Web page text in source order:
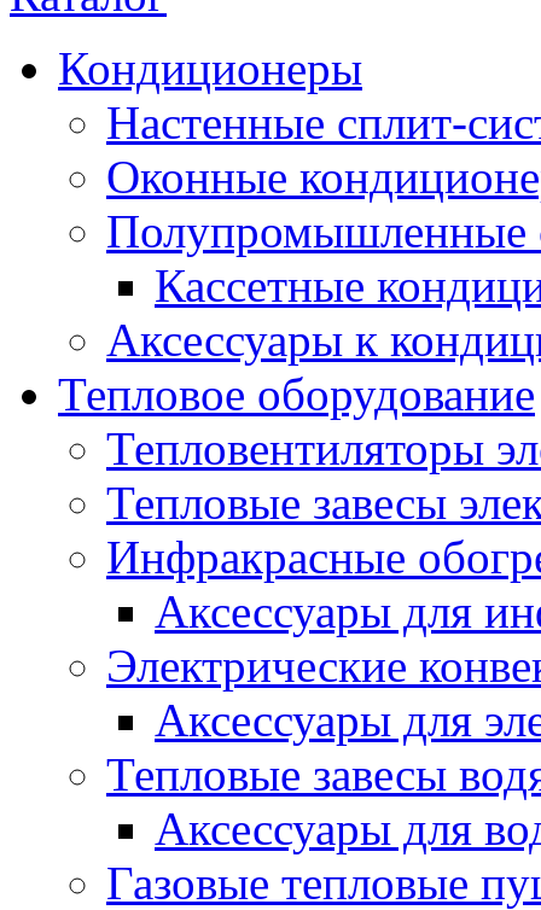
Кондиционеры
Настенные сплит-
Оконные
Полупромышленные
Кассетные
Аксессуары к
Тепловое оборудование
Тепловентиляторы
Тепловые завесы
Инфракрасные
Аксессуары для
Электрические
Аксессуары для
Тепловые завесы
Аксессуары для
Газовые тепловые